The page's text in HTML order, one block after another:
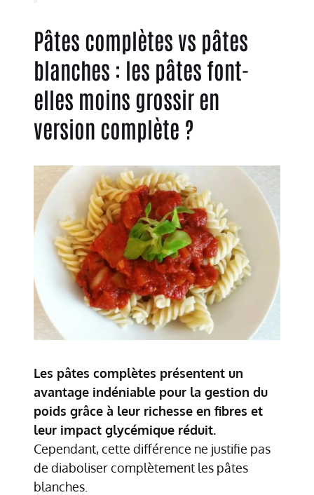
Pâtes complètes vs pâtes
blanches : les pâtes font-
elles moins grossir en
version complète ?
Les pâtes complètes présentent un
avantage indéniable pour la gestion du
poids grâce à leur richesse en fibres et
leur impact glycémique réduit.
Cependant, cette différence ne justifie pas
de diaboliser complètement les pâtes
blanches.